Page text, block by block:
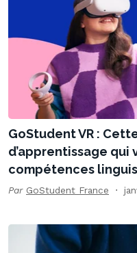
GoStudent VR :
d’apprentissage qui
compétences
Par GoStudent France